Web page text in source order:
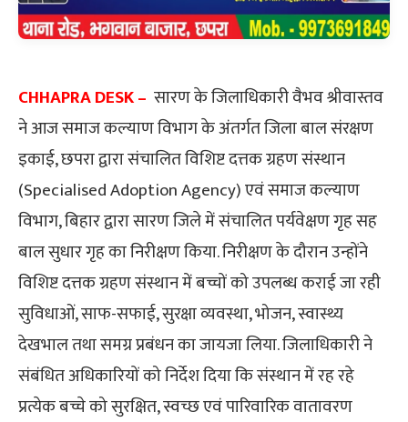
CHHAPRA DESK – सारण के जिलाधिकारी वैभव श्रीवास्तव
ने आज समाज कल्याण विभाग के अंतर्गत जिला बाल संरक्षण
इकाई, छपरा द्वारा संचालित विशिष्ट दत्तक ग्रहण संस्थान
(Specialised Adoption Agency) एवं समाज कल्याण
विभाग, बिहार द्वारा सारण जिले में संचालित पर्यवेक्षण गृह सह
बाल सुधार गृह का निरीक्षण किया. निरीक्षण के दौरान उन्होंने
विशिष्ट दत्तक ग्रहण संस्थान में बच्चों को उपलब्ध कराई जा रही
सुविधाओं, साफ-सफाई, सुरक्षा व्यवस्था, भोजन, स्वास्थ्य
देखभाल तथा समग्र प्रबंधन का जायजा लिया. जिलाधिकारी ने
संबंधित अधिकारियों को निर्देश दिया कि संस्थान में रह रहे
प्रत्येक बच्चे को सुरक्षित, स्वच्छ एवं पारिवारिक वातावरण